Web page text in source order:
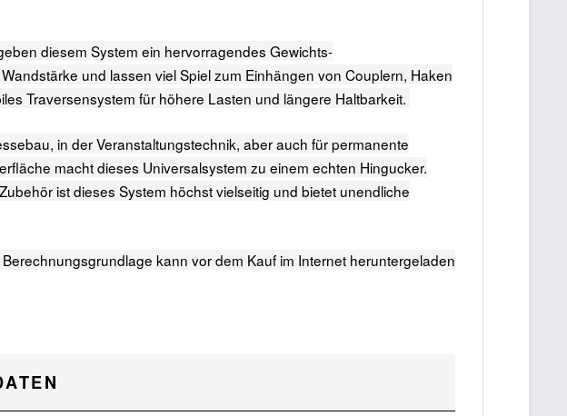
diesem System ein hervorragendes Gewichts-
und lassen viel Spiel zum Einhängen von Couplern, Haken
Traversensystem für höhere Lasten und längere Haltbarkeit.
in der Veranstaltungstechnik, aber auch für permanente
macht dieses Universalsystem zu einem echten Hingucker.
ist dieses System höchst vielseitig und bietet unendliche
kann vor dem Kauf im Internet heruntergeladen